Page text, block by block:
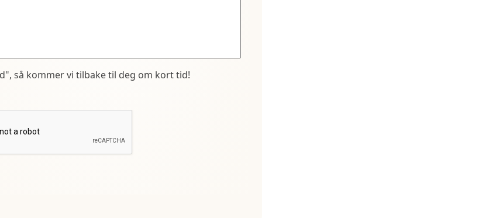
så kommer vi tilbake til deg om kort tid!